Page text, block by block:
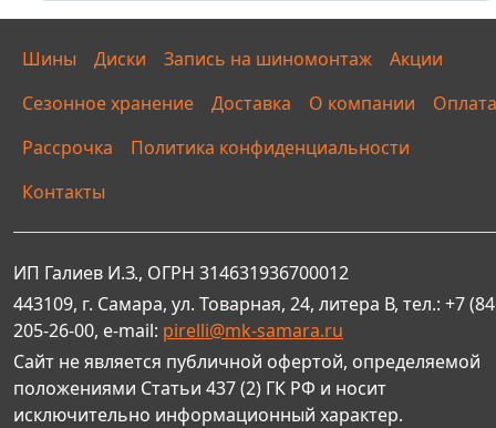
Шины Диски Запись на шиномонтаж
Акции
Сезонное хранение
Доставка О компании
Оплата
Рассрочка
Политика конфиденциальности
Контакты
ИП Галиев И.З., ОГРН 314631936700012
443109, г. Самара, ул. Товарная, 24, литера В, тел.: +7
205-26-00, e-mail: pirelli@mk-samara.ru
Сайт не является публичной офертой, определяемой
положениями Статьи 437 (2) ГК РФ и носит
исключительно информационный характер.